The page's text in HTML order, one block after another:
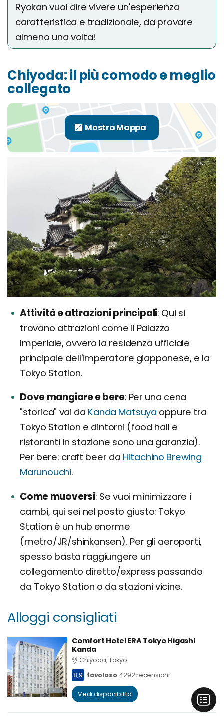
Ryokan vuol dire vivere un'esperienza
caratteristica e tradizionale, da provare
almeno una volta!
Chiyoda: il più comodo e meglio
collegato
Attività e attrazioni principali Qui si
trovano attrazioni come il Palazzo
Imperiale, ovvero la residenza ufficiale
principale dell'Imperatore giapponese, e la
Tokyo Station.
Dove mangiare e bere Per una cena
"storica" vai da Kanda Matsuya oppure tra
Tokyo Station e dintorni (food hall e
ristoranti in stazione sono una garanzia).
Per bere: craft beer da Hitachino Brewing
Marunouchi.
Come muoversi Se vuoi minimizzare i
cambi, qui sei nel posto giusto: Tokyo
Station è un hub enorme
(metro/JR/shinkansen). Per gli aeroporti,
spesso basta raggiungere un
collegamento diretto/express passando
da Tokyo Station o da stazioni vicine.
Alloggi consigliati
Comfort Hotel ERA Tokyo Higashi
Kanda
Chiyoda, Tokyo
8,9 favoloso 4292 recensioni
Vedi disponibilità